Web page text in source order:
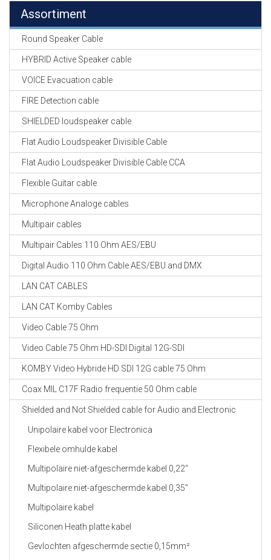
Assortiment
Round Speaker Cable
HYBRID Active Speaker cable
VOICE Evacuation cable
FIRE Detection cable
SHIELDED loudspeaker cable
Flat Audio Loudspeaker Divisible Cable
Flat Audio Loudspeaker Divisible Cable CCA
Flexible Guitar cable
Microphone Analoge cables
Multipair cables
Multipair Cables 110 Ohm AES/EBU
Digital Audio 110 Ohm Cable AES/EBU and DMX
LAN CAT CABLES
LAN CAT Komby Cables
Video Cable 75 Ohm
Video Cable 75 Ohm HD-SDI Digital 12G-SDI
KOMBY Video Hybride HD SDI 12G cable 75 Ohm
Coax MIL C17F Radio frequentie 50 Ohm cable
Shielded and Not Shielded cable for Audio and Electronic
Unipolaire kabel voor Electronica
Flexibele omhulde kabel
Multipolaire niet-afgeschermde kabel 0,22"
Multipolaire niet-afgeschermde kabel 0,35"
Multipolaire kabel
Siliconen Heath platte kabel
Gevlochten afgeschermde sectie 0,15mm²